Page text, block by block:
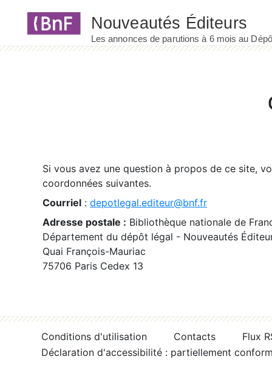
Si vous avez une question à propos de ce site,
coordonnées suivantes.
Courriel : depotlegal.editeur@bnf.fr
Adresse postale : Bibliothèque nationale de
Département du dépôt légal - Nouveautés
Quai François-Mauriac
75706 Paris Cedex 13
Conditions d'utilisation Contacts
Flux
Déclaration d'accessibilité : partiellement